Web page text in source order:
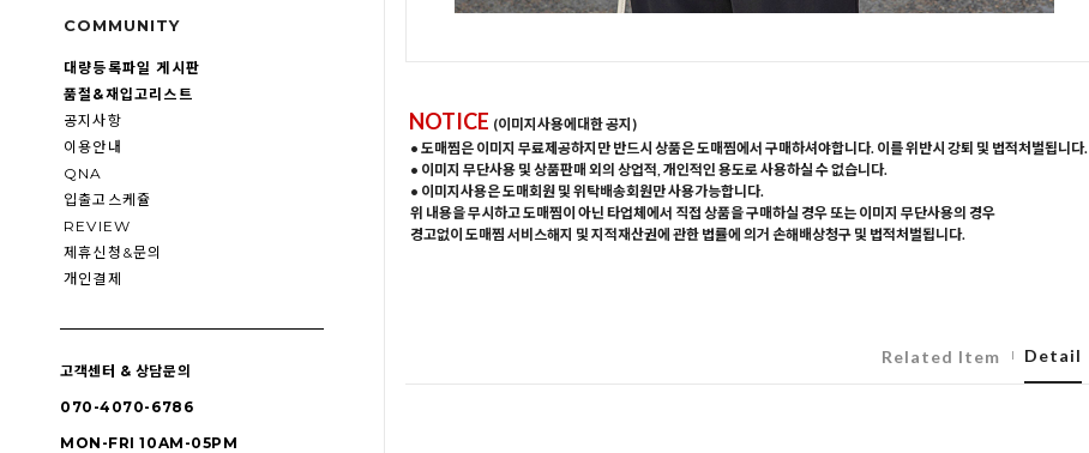
COMMUNITY
대량등록파일 게시판
품절&재입고리스트
공지사항
이용안내
QNA
입출고스케쥴
REVIEW
제휴신청&문의
개인결제
고객센터 & 상담문의
070-4070-6786
MON-FRI 10AM-05PM
NOTICE (이미지사용에대한 공지)
• 도매찜은 이미지 무료제공하지만 반드시 상품은 도매찜에서 구매하셔야합니다. 이를 위반시 강퇴 및 법적처벌됩니다.
• 이미지 무단사용 및 상품판매 외의 상업적, 개인적인 용도로 사용하실 수 없습니다.
• 이미지사용은 도매회원 및 위탁배송회원만 사용가능합니다.
위 내용을 무시하고 도매찜이 아닌 타업체에서 직접 상품을 구매하실 경우 또는 이미지 무단사용의 경우
경고없이 도매찜 서비스해지 및 지적재산권에 관한 법률에 의거 손해배상청구 및 법적처벌됩니다.
Related Item Detail